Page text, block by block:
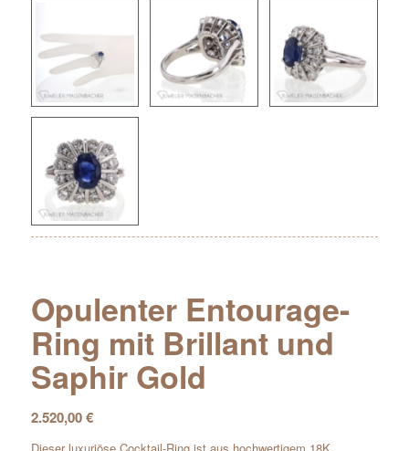
Opulenter Entourage-
Ring mit Brillant und
Saphir Gold
2.520,00€